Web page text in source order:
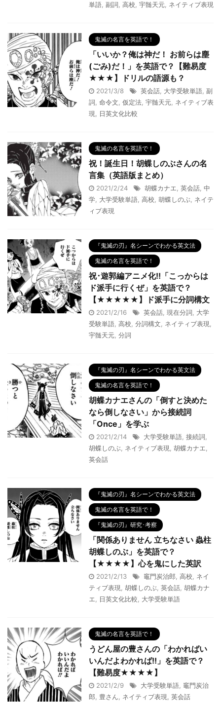
単語 副詞 高校 宇髄天元 ネイティブ表現
鬼滅の名言を英語で！
「いいか？俺は神だ！ お前らは塵
(ごみ)だ！」を英語で？【難易度
★★★】ドリルの語源も？
2021/3/8 英会話 大学受験単語 副
詞 命令文 仮定法 宇髄天元 ネイティブ表
現
日英文化比較
鬼滅の名言を英語で！
祝！誕生日！胡蝶しのぶさんの名
言集（英語版まとめ）
2021/2/24 胡蝶カナエ 英会話 中
学 大学受験単語 高校 胡蝶しのぶ ネイテ
ィブ表現
『鬼滅の刃』名シーンでわかる英文法
鬼滅の名言を英語で！
祝･遊郭編アニメ化!!「こっからは
ド派手に行くぜ」を英語で？
【★★★★★】ド派手に分詞構文
2021/2/16 英会話 現在分詞
大学
受験単語 高校 分詞構文 ネイティブ表現
宇髄天元 分詞
『鬼滅の刃』名シーンでわかる英文法
鬼滅の名言を英語で！
胡蝶カナエさんの「倒すと決めた
なら倒しなさい」から接続詞
「Once」を学ぶ
2021/2/14 大学受験単語 接続詞
胡蝶しのぶ ネイティブ表現 胡蝶カナエ
英会話
『鬼滅の刃』名シーンでわかる英文法
鬼滅の名言を英語で！
『鬼滅の刃』研究･考察
「関係ありません 立ちなさい 蟲柱
胡蝶しのぶ」を英語で？
【★★★★】心を鬼にした英訳
2021/2/13 竈門炭治郎 高校
ネイ
ティブ表現
胡蝶しのぶ 英会話 胡蝶カナ
エ
日英文化比較 大学受験単語
鬼滅の名言を英語で！
うどん屋の豊さんの「わかればい
いんだよわかれば!!」を英語で？
【難易度★★★★】
2021/2/9 大学受験単語 竈門炭治
郎
豊さん ネイティブ表現 英会話